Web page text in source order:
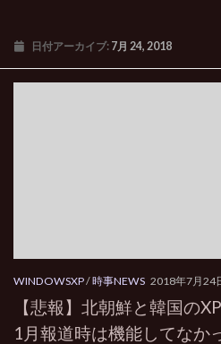
日付アーカイブ: 7月 24, 2018
WINDOWSXP/時事NEWS 2018年7月24
【悲報】北朝鮮と韓国の
1月報道時は機能してなか